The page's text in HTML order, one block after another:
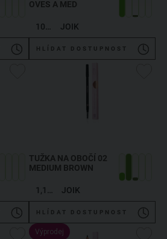
OVES A MED
JOIK
HLÍDAT DOSTUPNOST
TUŽKA NA OBOČÍ 02
MEDIUM BROWN
JOIK
HLÍDAT DOSTUPNOST
Výprodej